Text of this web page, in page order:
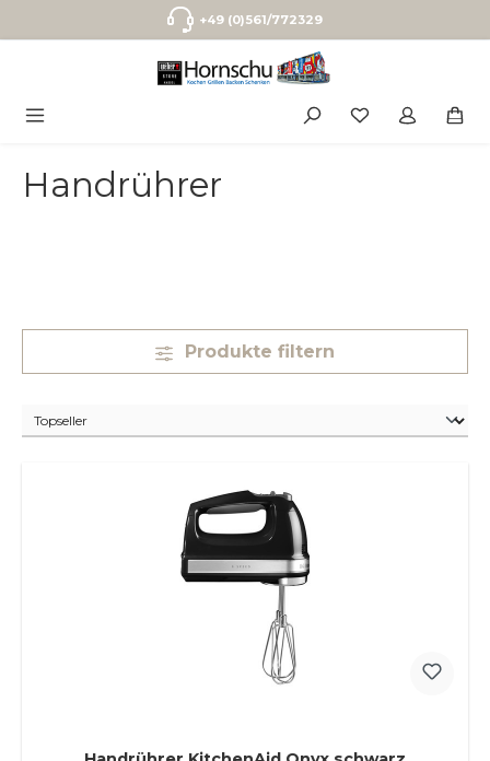
Zum Hauptinhalt springen+49 (0)561/772329
Handrührer
Produkte filtern